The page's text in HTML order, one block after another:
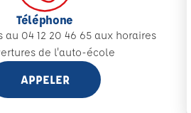
Téléphone
04 12 20 46 65 aux horaires
de l'auto-école
APPELER